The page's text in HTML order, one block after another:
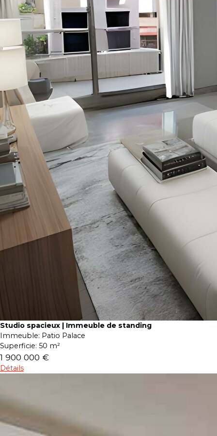
Studio spacieux | Immeuble de standing
Immeuble: Patio Palace
Superficie: 50 m²
1 900 000 €
Détails